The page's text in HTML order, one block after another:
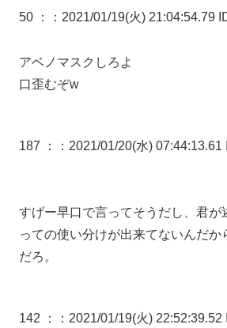
50 ： ：2021/01/19(火) 21:04:54.79
アベノマスクしろよ
口歪むぞw
187 ： ：2021/01/20(水)
すげー早口で言ってそうだし、君が
っての使い分けが出来てないんだか
だろ。
142 ： ：2021/01/19(火)